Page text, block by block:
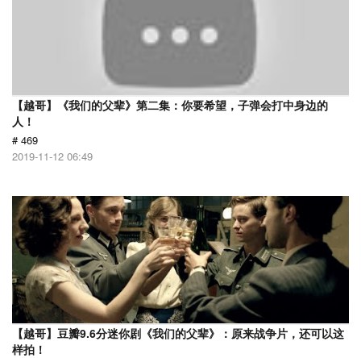
【越哥】《我们的父辈》第二集：你要希望，子弹会打中身边的
人！
# 469
2019-11-12 06:49
【越哥】豆瓣9.6分迷你剧《我们的父辈》：原来战争片，还可以这
样拍！